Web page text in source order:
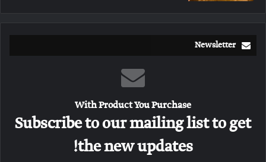
Newsletter
With Product You Purchase
Subscribe to our mailing list to get
the new updates!